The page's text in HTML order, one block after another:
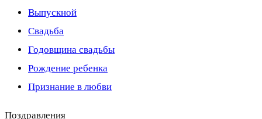
Выпускной
Свадьба
Годовщина свадьбы
Рождение ребенка
Признание в любви
Поздравления